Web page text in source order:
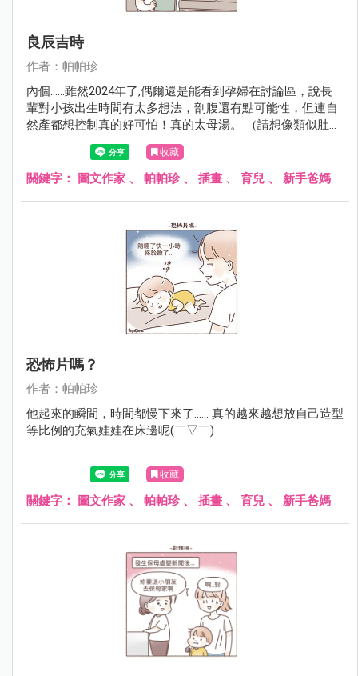
良辰吉時
作者：帕帕珍
內個......雖然2024年了,偶爾還是能看到孕婦在討論區，說長
輩對小孩出生時間有太多想法，剖腹還有點可能性，但連自
然產都想控制真的好可怕！真的太母湯。 （請想像類似肚子
痛又被車子輾過肚子，然後又想大便被要求憋住的感受）
收藏
關鍵字： 圖文作家 、 帕帕珍、 插畫 、 育兒 、 新手爸媽
恐怖片嗎？
作者：帕帕珍
他起來的瞬間，時間都慢下來了...... 真的越來越想放自己造型
等比例的充氣娃娃在床邊呢(￣▽￣)
收藏
關鍵字： 圖文作家 、 帕帕珍、 插畫 、 育兒 、 新手爸媽